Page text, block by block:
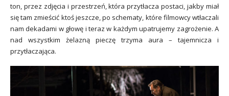
ton, przez zdjęcia i przestrzeń, która przytłacza postaci, jakby miał
się tam zmieścić ktoś jeszcze, po schematy, które filmowcy wtłaczali
nam dekadami w głowę i teraz w każdym upatrujemy zagrożenie. A
nad wszystkim żelazną pieczę trzyma aura – tajemnicza i
przytłaczająca.